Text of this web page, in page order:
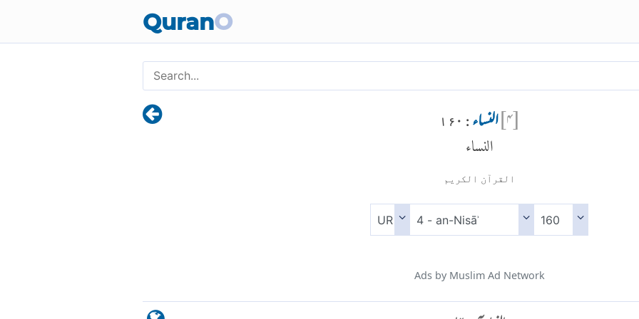
QuranO
[۴]النساء : ۱۶۰
النساء
القرآن الكريم
Ads by Muslim Ad Network